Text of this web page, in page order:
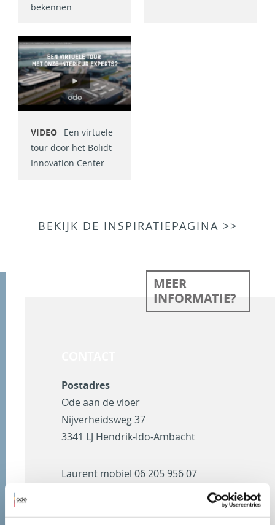
bekennen
VIDEO
Een virtuele
tour door het Bolidt
Innovation Center
BEKIJK DE INSPIRATIEPAGINA >>
MEER
INFORMATIE?
Postadres
Ode aan de vloer
Nijverheidsweg 37
3341 LJ Hendrik-Ido-Ambacht
Laurent mobiel 06 205 956 07